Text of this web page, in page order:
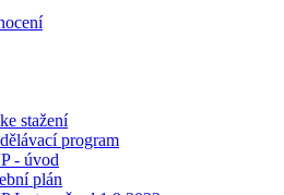
stažení
program
- úvod
plán